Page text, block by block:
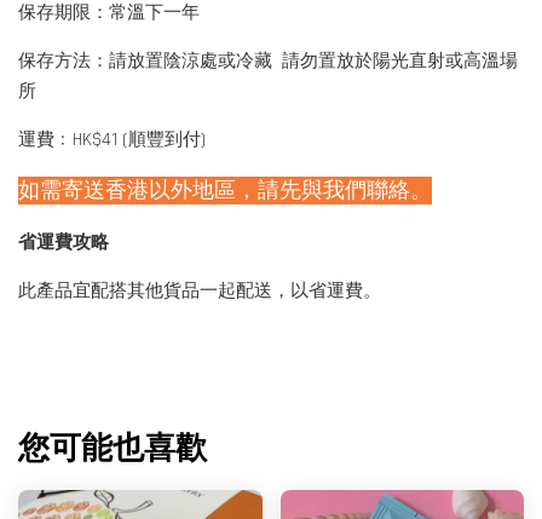
保存期限：常溫下一年
保存方法：請放置陰涼處或冷藏 請勿置放於陽光直射或高溫場
所
運費﹕HK$41 (順豐到付)
如需寄送香港以外地區，請先與我們聯絡。
省運費攻略
此產品宜配搭其他貨品一起配送，以省運費。
您可能也喜歡